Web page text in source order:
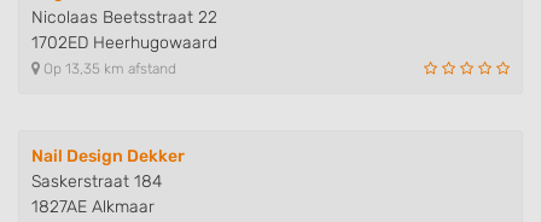
Nicolaas Beetsstraat 22
1702ED Heerhugowaard
Op 13,35 km afstand
Nail Design Dekker
Saskerstraat 184
1827AE Alkmaar
Advertising